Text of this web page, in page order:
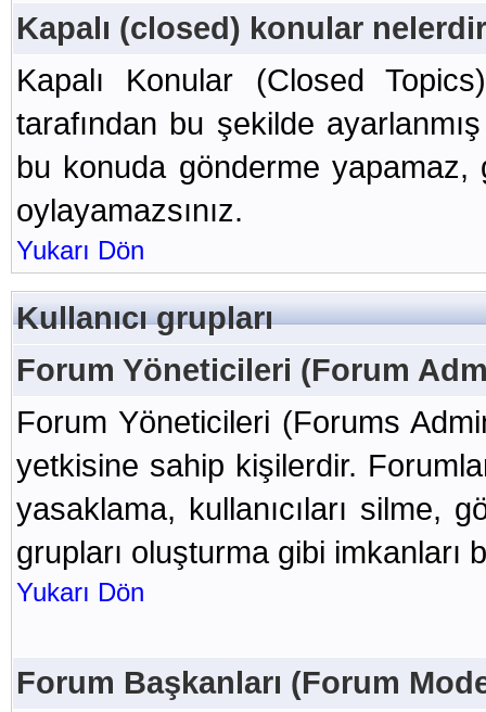
Kapalı (closed) konular
Kapalı Konular (Closed
tarafından bu şekilde
bu konuda gönderme
oylayamazsınız.
Yukarı Dön
Kullanıcı grupları
Forum Yöneticileri (Forum
Forum Yöneticileri (Forums
yetkisine sahip kişilerdir.
yasaklama, kullanıcıları silme,
grupları oluşturma gibi imkanları
Yukarı Dön
Forum Başkanları (Forum